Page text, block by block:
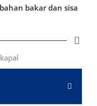
bakar dan sisa